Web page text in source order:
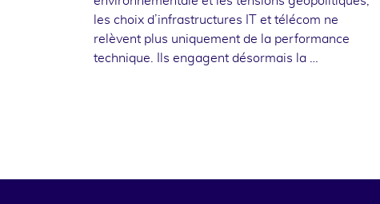
les choix d’infrastructures IT et télécom ne
relèvent plus uniquement de la performance
technique. Ils engagent désormais la …